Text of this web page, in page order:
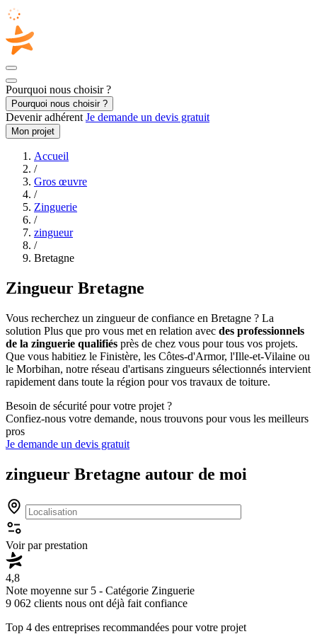
Pourquoi nous choisir ?
Pourquoi nous choisir ?
Devenir adhérent Je demande un devis gratuit
Mon projet
Accueil
/
Gros œuvre
/
Zinguerie
/
zingueur
/
Bretagne
Zingueur Bretagne
Vous recherchez un zingueur de confiance en Bretagne ? La
solution Plus que pro vous met en relation avec des professionnels
de la zinguerie qualifiés près de chez vous pour tous vos projets.
Que vous habitiez le Finistère, les Côtes-d'Armor, l'Ille-et-Vilaine ou
le Morbihan, notre réseau d'artisans zingueurs sélectionnés intervient
rapidement dans toute la région pour vos travaux de toiture.
Besoin de sécurité pour votre projet ?
Confiez-nous votre demande, nous trouvons pour vous les meilleurs
pros
Je demande un devis gratuit
zingueur Bretagne autour de moi
Voir par prestation
4,8
Note moyenne sur 5 - Catégorie Zinguerie
9 062 clients nous ont déjà fait confiance
Top 4 des entreprises recommandées pour votre projet